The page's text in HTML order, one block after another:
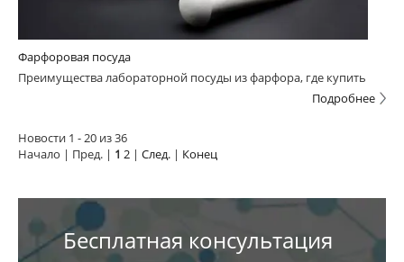
Фарфоровая посуда
Преимущества лабораторной посуды из фарфора, где купить
Подробнее
Новости 1 - 20 из 36
Начало | Пред. | 1 2 | След. | Конец
Бесплатная консультация